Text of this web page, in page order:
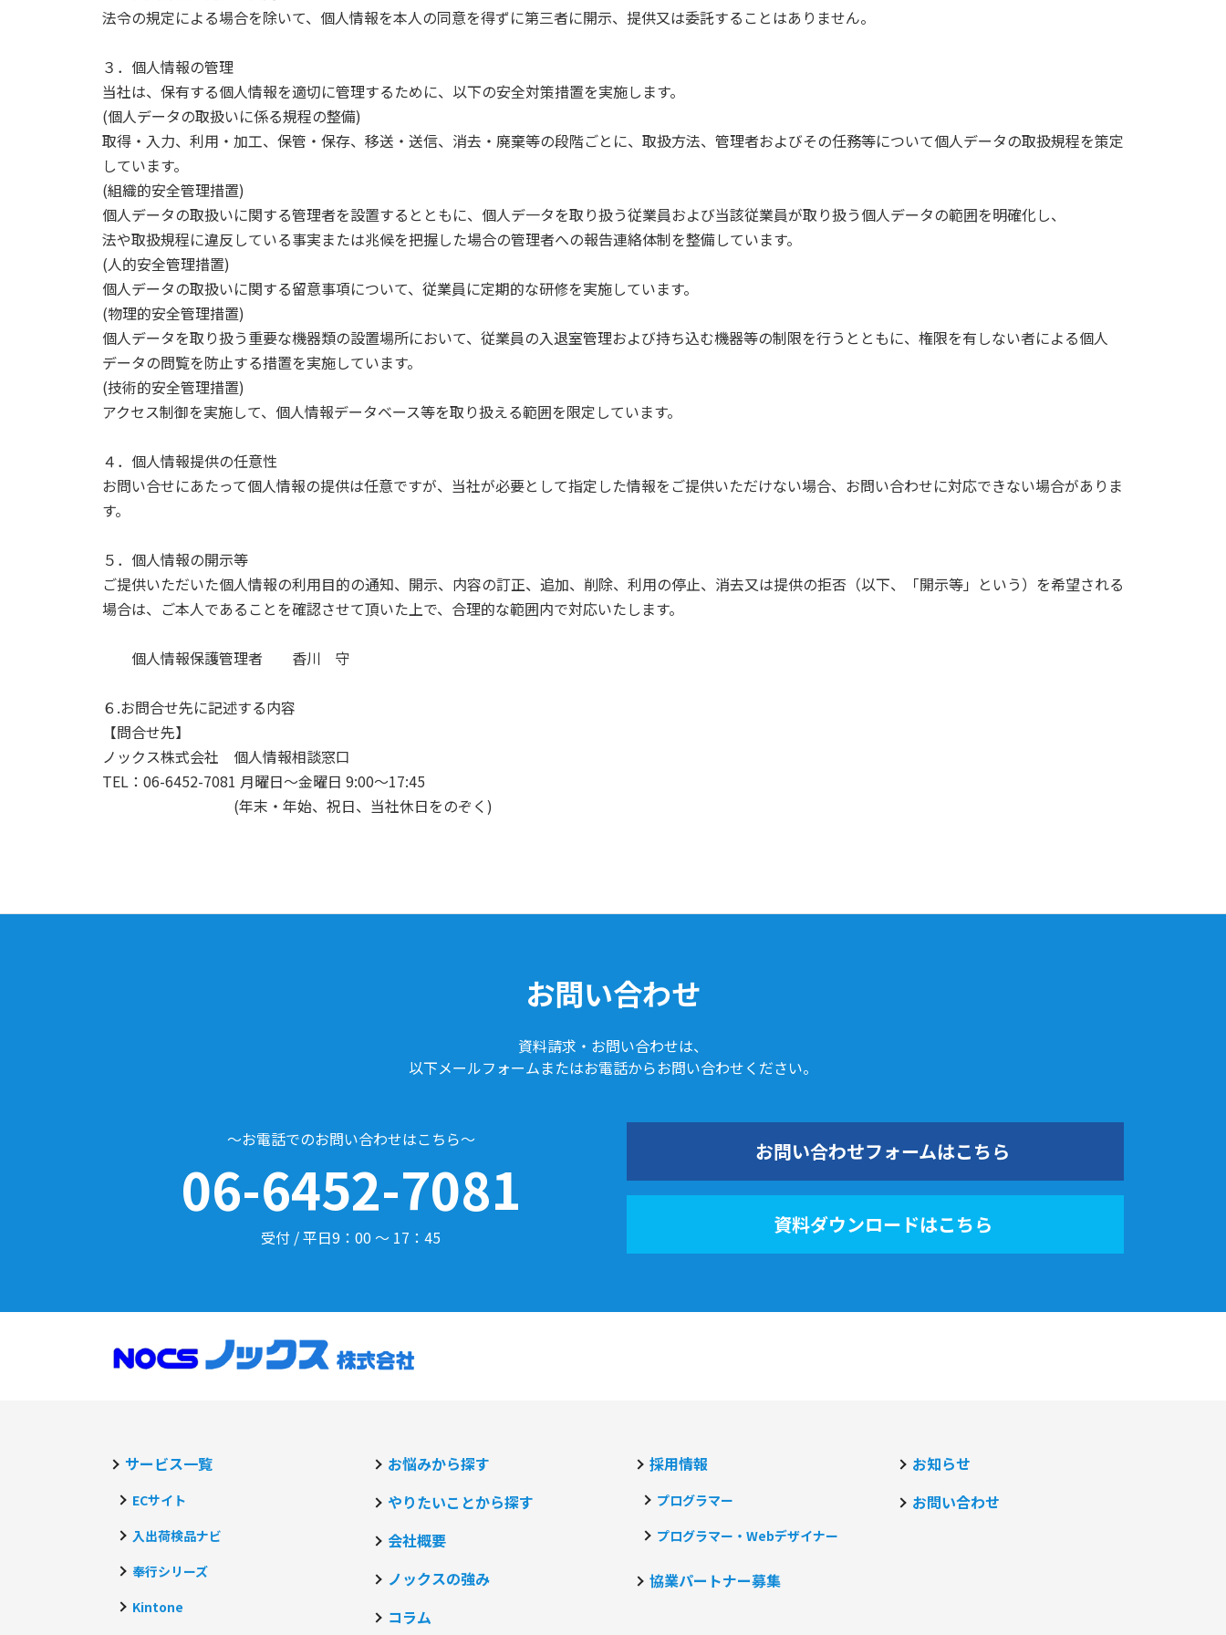
法令の規定による場合を除いて、個人情報を本人の同意を得ずに第三者に開示、提供又は委託することはありません。
３．個人情報の管理
当社は、保有する個人情報を適切に管理するために、以下の安全対策措置を実施します。
(個人データの取扱いに係る規程の整備)
取得・入力、利用・加工、保管・保存、移送・送信、消去・廃棄等の段階ごとに、取扱方法、管理者およびその任務等について個人データの取扱規程を策定
しています。
(組織的安全管理措置)
個人データの取扱いに関する管理者を設置するとともに、個人デ一タを取り扱う従業員および当該従業員が取り扱う個人データの範囲を明確化し、
法や取扱規程に違反している事実または兆候を把握した場合の管理者への報告連絡体制を整備しています。
(人的安全管理措置)
個人データの取扱いに関する留意事項について、従業員に定期的な研修を実施しています。
(物理的安全管理措置)
個人データを取り扱う重要な機器類の設置場所において、従業員の入退室管理および持ち込む機器等の制限を行うとともに、権限を有しない者による個人
データの問覧を防止する措置を実施しています。
(技術的安全管理措置)
アクセス制御を実施して、個人情報データベース等を取り扱える範囲を限定しています。
４．個人情報提供の任意性
お問い合せにあたって個人情報の提供は任意ですが、当社が必要として指定した情報をご提供いただけない場合、お問い合わせに対応できない場合がありま
す。
５．個人情報の開示等
ご提供いただいた個人情報の利用目的の通知、開示、内容の訂正、追加、削除、利用の停止、消去又は提供の拒否（以下、「開示等」という）を希望される
場合は、ご本人であることを確認させて頂いた上で、合理的な範囲内で対応いたします。
個人情報保護管理者 香川 守
６.お問合せ先に記述する内容
【問合せ先】
ノックス株式会社 個人情報相談窓口
TEL：06-6452-7081 月曜日～金曜日 9:00～17:45
(年末・年始、祝日、当社休日をのぞく)
お問い合わせ
資料請求・お問い合わせは、
以下メールフォームまたはお電話からお問い合わせください。
～お電話でのお問い合わせはこちら～
06-6452-7081
受付 / 平日9：00 ～ 17：45
お問い合わせフォームはこちら
資料ダウンロードはこちら
サービス一覧
ECサイト
入出荷検品ナビ
奉行シリーズ
Kintone
お悩みから探す
やりたいことから探す
会社概要
ノックスの強み
コラム
採用情報
プログラマー
プログラマー・Webデザイナー
協業パートナー募集
お知らせ
お問い合わせ